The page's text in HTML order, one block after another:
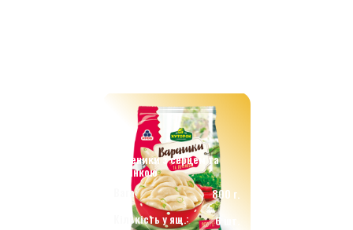
Вареники з серцем та
печінкою
Вага:
800 г.
Кількість у ящ.:
6 шт.